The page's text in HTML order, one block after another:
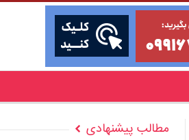
مطالب پیشنهادی